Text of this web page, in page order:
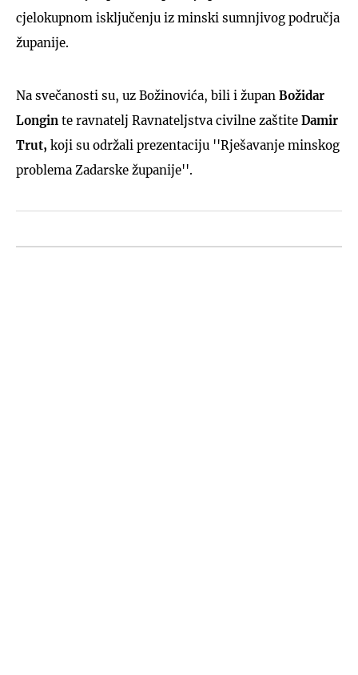
cjelokupnom isključenju iz minski sumnjivog područja
županije.
Na svečanosti su, uz Božinovića, bili i župan Božidar
Longin te ravnatelj Ravnateljstva civilne zaštite Damir
Trut, koji su održali prezentaciju ''Rješavanje minskog
problema Zadarske županije''.